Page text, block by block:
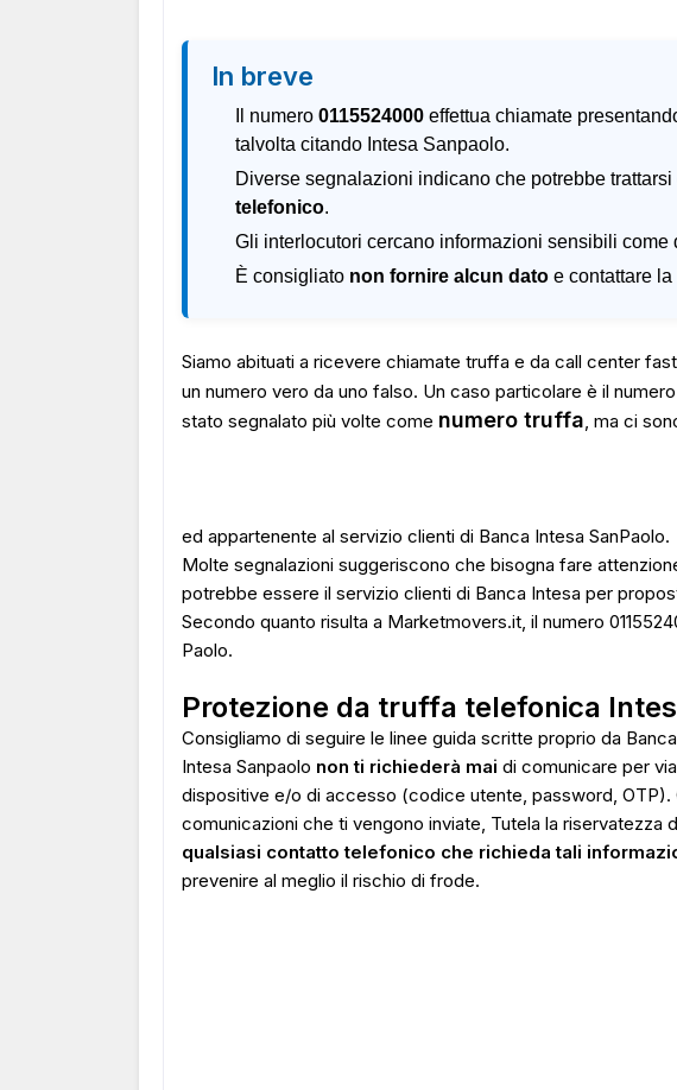
In breve
Il numero 0115524000 effettua chiamate
talvolta citando Intesa Sanpaolo.
Diverse segnalazioni indicano che potrebbe trattarsi
telefonico.
Gli interlocutori cercano informazioni sensibili come
È consigliato non fornire alcun dato e contattare
Siamo abituati a ricevere chiamate truffa e da call center
un numero vero da uno falso. Un caso particolare è il
stato segnalato più volte come numero truffa, ma ci
ed appartenente al servizio clienti di Banca Intesa SanPaolo.
Molte segnalazioni suggeriscono che bisogna fare
potrebbe essere il servizio clienti di Banca Intesa per
Secondo quanto risulta a Marketmovers.it, il numero
Paolo.
Protezione da truffa telefonica
Consigliamo di seguire le linee guida scritte proprio da
Intesa Sanpaolo non ti richiederà mai di comunicare per
dispositive e/o di accesso (codice utente, password, OTP).
comunicazioni che ti vengono inviate, Tutela la riservatezza
qualsiasi contatto telefonico che richieda tali
prevenire al meglio il rischio di frode.